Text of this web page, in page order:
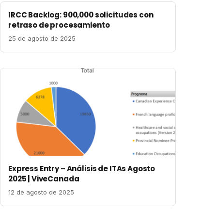
IRCC Backlog: 900,000 solicitudes con
retraso de procesamiento
25 de agosto de 2025
Express Entry – Análisis de ITAs Agosto
2025 | ViveCanada
12 de agosto de 2025